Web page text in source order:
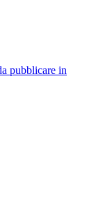
pubblicare in